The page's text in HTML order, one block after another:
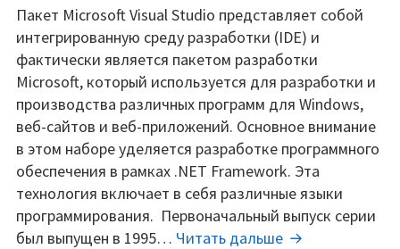
Ключи
Microsoft
Visual
Studio
Professional,
Ultimate,
Premium
для
многих
версий
(2023).
Пакет Microsoft Visual Studio представляет собой
интегрированную среду разработки (IDE) и
фактически является пакетом разработки
Microsoft, который используется для разработки и
производства различных программ для Windows,
веб-сайтов и веб-приложений. Основное внимание
в этом наборе уделяется разработке программного
обеспечения в рамках .NET Framework. Эта
технология включает в себя различные языки
программирования. Первоначальный выпуск серии
был выпущен в 1995… Читать дальше Ключи